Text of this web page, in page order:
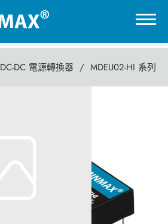
DC-DC 電源轉換器 MDEU02-HI 系列
0